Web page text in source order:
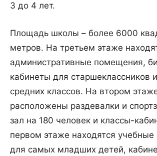
3 до 4 лет.
Площадь школы – более 6000
метров. На третьем этаже
административные помещения,
кабинеты для старшеклассников
средних классов. На втором
расположены раздевалки и
зал на 180 человек и классы-
первом этаже находятся
для самых младших детей,